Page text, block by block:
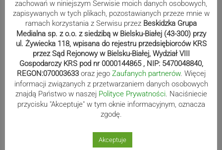
Sport
Mistrzowie świata z MCK Żywiec!
zachowań w niniejszym Serwisie moich danych osobowych,
zapisywanych w tych plikach, pozostawianych przeze mnie w
ramach korzystania z Serwisu przez Beskidzka Grupa
Medialna sp. z o.o. z siedzibą w Bielsku-Białej (43-300) przy
ul. Żywiecka 118, wpisana do rejestru przedsiębiorców KRS
przez Sąd Rejonowy w Bielsku-Białej, Wydział VIII
Gospodarczy KRS pod nr 0000144865 , NIP: 5470048840,
REGON:070003633 oraz jego Zaufanych partnerów. Więcej
informacji związanych z przetwarzaniem danych osobowych
znajdą Państwo w naszej Polityce Prywatności. Naciśniecie
przycisku "Akceptuje" w tym oknie informacyjnym, oznacza
zgodę.
Akceptuje